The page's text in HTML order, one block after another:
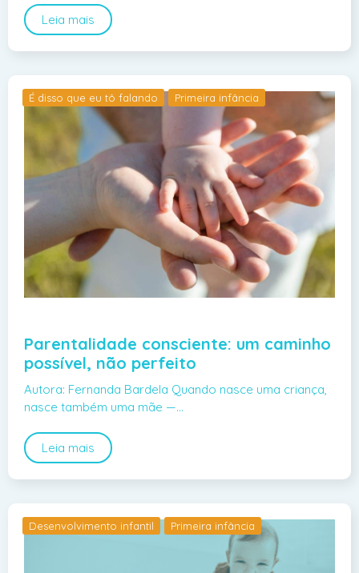
Leia mais
É disso que eu tô falando Primeira infância
Parentalidade consciente: um caminho
possível, não perfeito
Autora: Fernanda Bardela Quando nasce uma criança,
nasce também uma mãe —…
Leia mais
Desenvolvimento infantil Primeira infância